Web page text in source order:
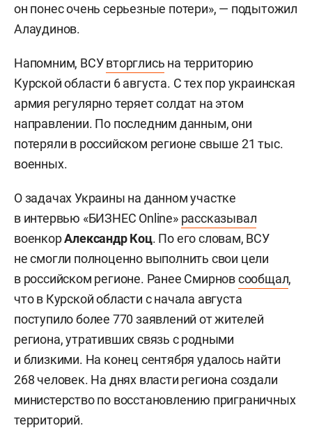
он понес очень серьезные потери», — подытожил
Алаудинов.
Напомним, ВСУвторглись на территорию
Курской области 6 августа. С тех пор украинская
армия регулярно теряет солдат на этом
направлении. По последним данным, они
потеряли в российском регионе свыше 21 тыс.
военных.
О задачах Украины на данном участке
в интервью «БИЗНЕС Online» рассказывал
военкорАлександр Коц. По его словам, ВСУ
не смогли полноценно выполнить свои цели
в российском регионе. Ранее Смирновсообщал,
что в Курской области с начала августа
поступило более 770 заявлений от жителей
региона, утративших связь с родными
и близкими. На конец сентября удалось найти
268 человек. На днях власти региона создали
министерство по восстановлению приграничных
территорий.